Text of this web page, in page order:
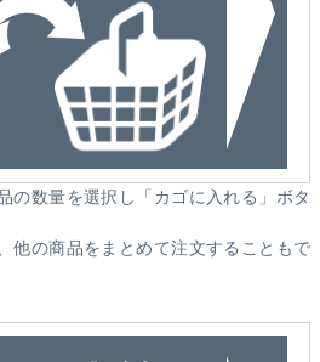
の数量を選択し「カゴに入れる」ボタ
他の商品をまとめて注文することもで